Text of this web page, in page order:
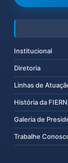
Institucional
Diretoria
Linhas de
História da FIERN
Galeria de
Trabalhe